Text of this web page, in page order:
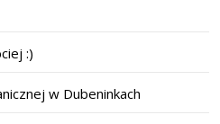
:)
w Dubeninkach